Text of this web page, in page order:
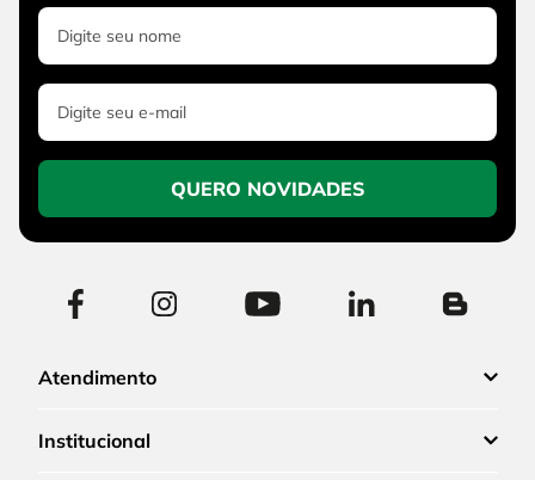
QUERO NOVIDADES
Atendimento
Institucional